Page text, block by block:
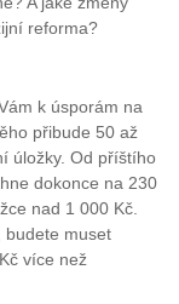
reforma?
k úsporám na
přibude 50 až
úložky. Od příštího
dokonce na 230
nad 1 000 Kč.
budete muset
více než